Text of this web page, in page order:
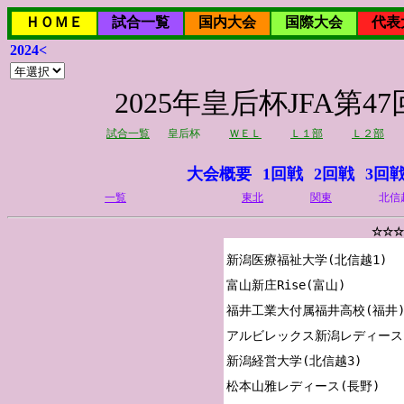
ＨＯＭＥ 試合一覧 国内大会 国際大会
代表
2024<
2025年皇后杯JFA第
試合一覧 皇后杯 ＷＥＬ Ｌ１部 Ｌ２部
大会概要 1回戦 2回戦 3回
一覧 東北 関東 北信
☆☆☆
新潟医療福祉大学(北信越1)
富山新庄Rise(富山)
福井工業大付属福井高校(福井)
アルビレックス新潟レディー
新潟経営大学(北信越3)
松本山雅レディース(長野)